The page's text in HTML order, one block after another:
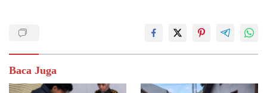
Baca Juga